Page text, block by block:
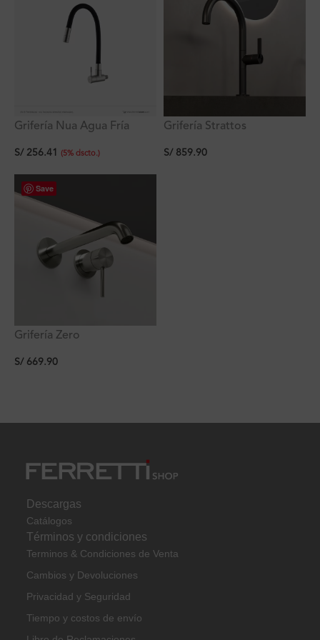
Grifería Nua Agua Fría
con pico flex negro de
S/ 256.41 (5% dscto.)
Grifería Strattos
Alto al Mueble Ferretti
S/859.90
Save
Grifería Zero
de Acero Inox Ferretti
S/669.90
Descargas
Catálogos
Términos y condiciones
Terminos & Condiciones de Venta
Cambios y Devoluciones
Privacidad y Seguridad
Tiempo y costos de envío